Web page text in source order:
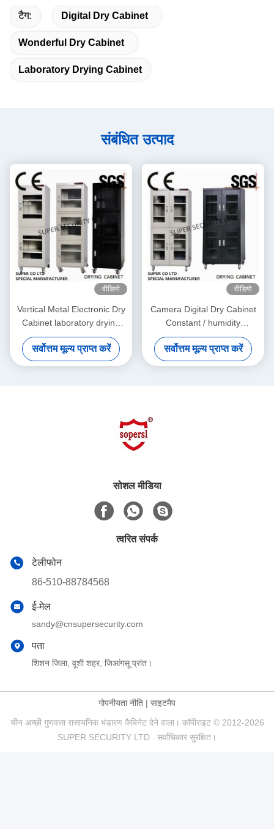
टैग: Digital Dry Cabinet
Wonderful Dry Cabinet
Laboratory Drying Cabinet
संबंधित उत्पाद
वीडियो
Vertical Metal Electronic Dry
Cabinet laboratory drying
cabinet for DC87183L
सर्वोत्तम मूल्य प्राप्त करें
वीडियो
Camera Digital Dry Cabinet
Constant / humidity
dehumidification box
सर्वोत्तम मूल्य प्राप्त करें
सोशल मीडिया
त्वरित संपर्क
टेलीफोन
86-510-88784568
ई-मेल
sandy@cnsupersecurity.com
पता
शिशन जिला, वूशी शहर, जिआंगसू प्रांत।
गोपनीयता नीति | साइटमैप
चीन अच्छी गुणवत्ता रासायनिक भंडारण कैबिनेट देने वाला। कॉपीराइट © 2012-2026
SUPER SECURITY LTD . सर्वाधिकार सुरक्षित।